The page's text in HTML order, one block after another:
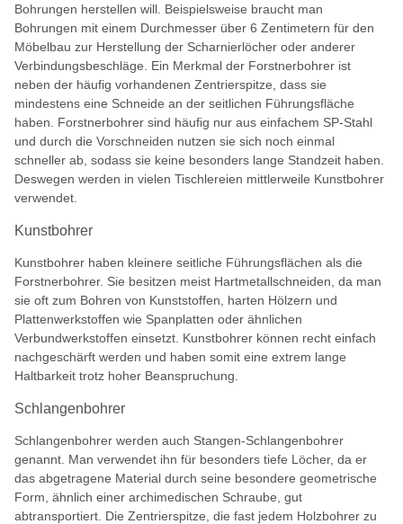
Bohrungen herstellen will. Beispielsweise braucht man
Bohrungen mit einem Durchmesser über 6 Zentimetern für den
Möbelbau zur Herstellung der Scharnierlöcher oder anderer
Verbindungsbeschläge. Ein Merkmal der Forstnerbohrer ist
neben der häufig vorhandenen Zentrierspitze, dass sie
mindestens eine Schneide an der seitlichen Führungsfläche
haben. Forstnerbohrer sind häufig nur aus einfachem SP-Stahl
und durch die Vorschneiden nutzen sie sich noch einmal
schneller ab, sodass sie keine besonders lange Standzeit haben.
Deswegen werden in vielen Tischlereien mittlerweile Kunstbohrer
verwendet.
Kunstbohrer
Kunstbohrer haben kleinere seitliche Führungsflächen als die
Forstnerbohrer. Sie besitzen meist Hartmetallschneiden, da man
sie oft zum Bohren von Kunststoffen, harten Hölzern und
Plattenwerkstoffen wie Spanplatten oder ähnlichen
Verbundwerkstoffen einsetzt. Kunstbohrer können recht einfach
nachgeschärft werden und haben somit eine extrem lange
Haltbarkeit trotz hoher Beanspruchung.
Schlangenbohrer
Schlangenbohrer werden auch Stangen-Schlangenbohrer
genannt. Man verwendet ihn für besonders tiefe Löcher, da er
das abgetragene Material durch seine besondere geometrische
Form, ähnlich einer archimedischen Schraube, gut
abtransportiert. Die Zentrierspitze, die fast jedem Holzbohrer zu